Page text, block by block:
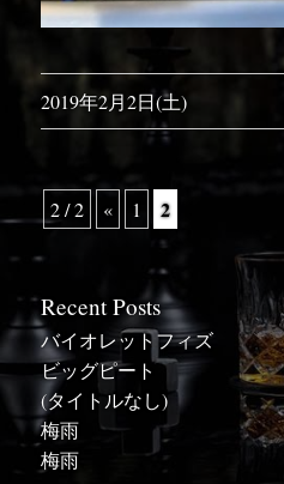
2019年2月2日(土)
2 / 2 « 1 2
Recent Posts
バイオレットフィズ
ビッグピート
(タイトルなし)
梅雨
梅雨